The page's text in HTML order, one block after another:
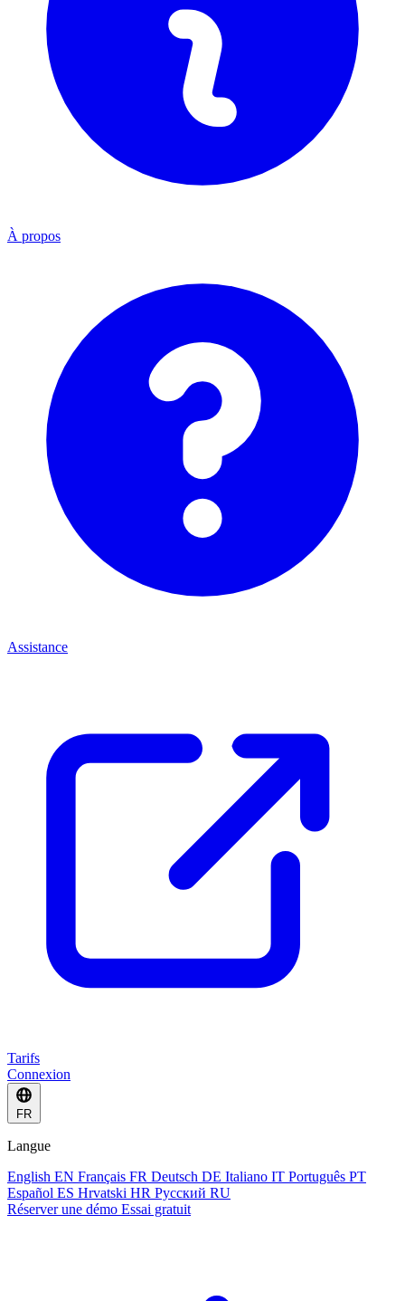
À propos
Assistance
Tarifs
Connexion
FR
Langue
English EN Français FR Deutsch DE Italiano IT Português PT
Español ES Hrvatski HR Русский RU
Réserver une démo Essai gratuit